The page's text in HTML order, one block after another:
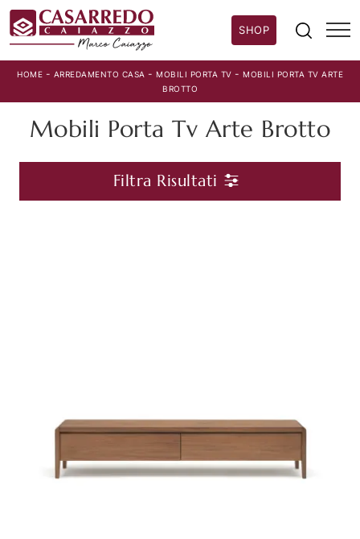
SHOP
HOME - ARREDAMENTO CASA - MOBILI PORTA TV - MOBILI PORTA TV ARTE
BROTTO
Mobili Porta Tv Arte Brotto
Filtra Risultati